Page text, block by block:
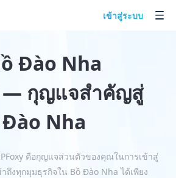
เข้าสู่ระบบ
Đào Nha
— กุญแจสำคัญสู่
Nha
คือกุญแจส่วนตัวของคุณในการเข้าสู่
ถึงทุกมุมธุรกิจใน Bồ Đào Nha ได้เพียง